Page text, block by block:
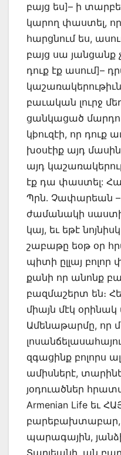
բայց ես]– ի
կարող փաստել,
հարցնում ես,
բայց սա յանցանք
դուք էք ասում]–
բաւական լուրջ
ցանկացած
կþուզէի, որ դուք
խօսէիք այդ
այդ
էք դա փաստել:
Պրն. Չափարեան –
ժամանակի
կայ, եւ եթէ
շաբաթը եօթ օր
պիտի ըլլայ
քանի որ անոնք
բազմաշերտ են։
միայն մէկ օրինակ
Ամենաթարմը, որ
զգացինք բոլորս
ամիսներէ,
յօդուածներ
Armenian Life եւ
բարեբախտաբար,
պարագային,